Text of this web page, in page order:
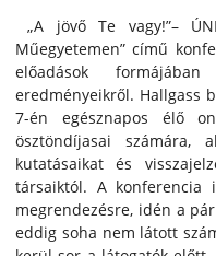
„A jövő Te vagy!”–
Műegyetemen” című
előadások
eredményeikről. Hallgass
7-én egésznapos élő
ösztöndíjasai számára,
kutatásaikat és
társaiktól. A konferencia
megrendezésre, idén a
eddig soha nem látott